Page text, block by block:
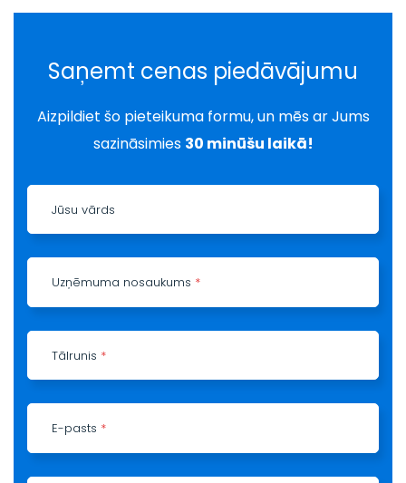
Saņemt cenas piedāvājumu
Aizpildiet šo pieteikuma formu, un mēs ar Jums
sazināsimies 30 minūšu laikā!
Jūsu vārds
Uzņēmuma nosaukums *
Tālrunis *
E-pasts *